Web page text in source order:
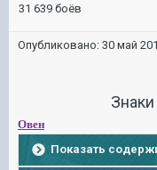
31 639 боёв
Опубликовано: 30 май
Овен
Показать